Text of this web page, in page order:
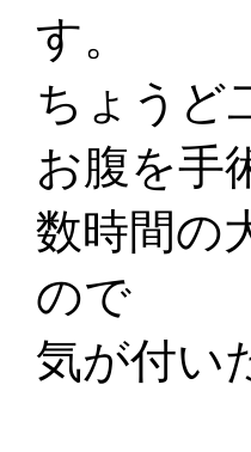
す。
ちょうど
お腹を手
数時間の
ので
気が付い